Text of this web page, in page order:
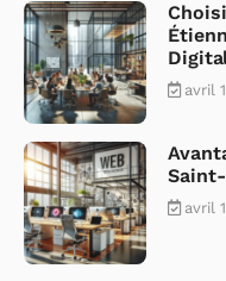
avril
avril